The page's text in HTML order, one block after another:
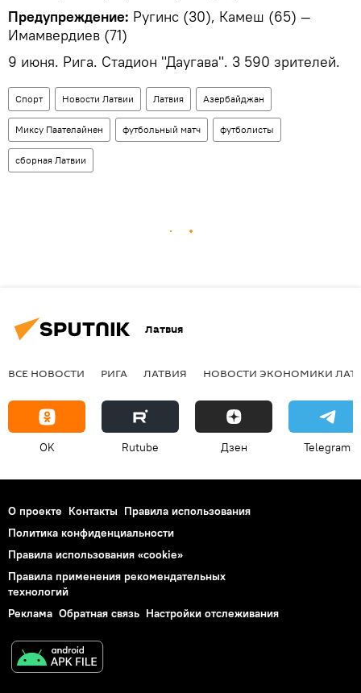
Предупреждение: Ругинс (30), Камеш (65) —
Имамвердиев (71)
9 июня. Рига. Стадион "Даугава".​ 3 590 зрителей.
Спорт Новости Латвии Латвия Азербайджан
Миксу Паателайнен футбольный матч футболисты
сборная Латвии
Латвия
ВСЕ НОВОСТИ РИГА ЛАТВИЯ НОВОСТИ ЭКОНОМИКИ
OK Rutube Дзен Telegram
О проекте Контакты Правила использования
Политика конфиденциальности
Правила использования «cookie»
Правила применения рекомендательных
технологий
Реклама Обратная связь Настройки отслеживания